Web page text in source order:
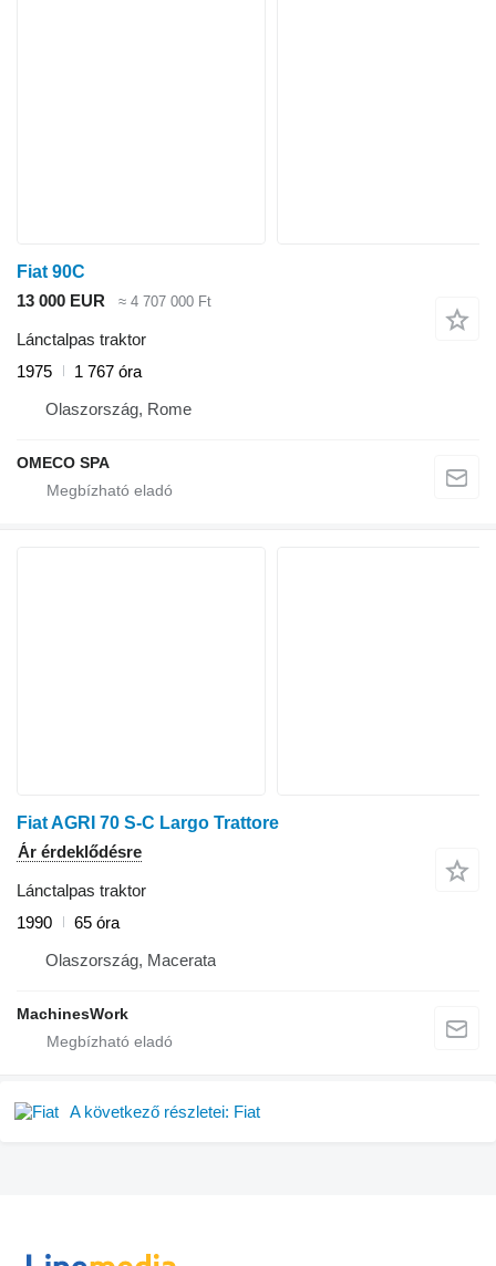
Fiat 90C
13 000 EUR
≈ 4 707 000 Ft
Lánctalpas traktor
1975
1 767 óra
Olaszország, Rome
OMECO SPA
Fiat AGRI 70 S-C Largo Trattore
Ár érdeklődésre
Lánctalpas traktor
1990
65 óra
Olaszország, Macerata
MachinesWork
A következő részletei: Fiat